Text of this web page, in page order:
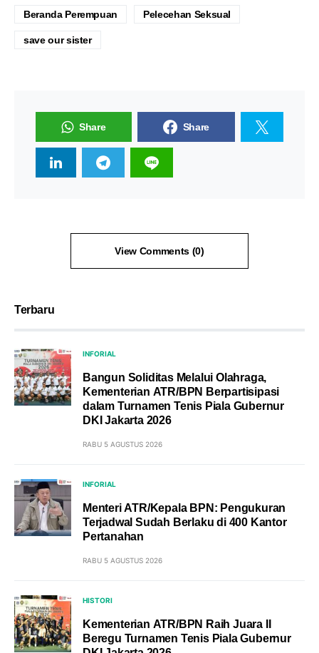
Beranda Perempuan Pelecehan Seksual
save our sister
Share Share
View Comments (0)
Terbaru
INFORIAL
Bangun Soliditas Melalui Olahraga,
Kementerian ATR/BPN Berpartisipasi
dalam Turnamen Tenis Piala Gubernur
DKI Jakarta 2026
RABU 5 AGUSTUS 2026
INFORIAL
Menteri ATR/Kepala BPN: Pengukuran
Terjadwal Sudah Berlaku di 400 Kantor
Pertanahan
RABU 5 AGUSTUS 2026
HISTORI
Kementerian ATR/BPN Raih Juara II
Beregu Turnamen Tenis Piala Gubernur